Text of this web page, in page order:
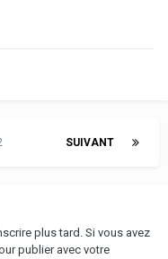
SUIVANT
plus tard. Si vous avez
publier avec votre